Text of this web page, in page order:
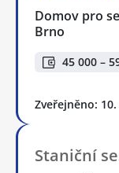
Domov pro
Brno
45 000 –
Zveřejněno:
Staniční